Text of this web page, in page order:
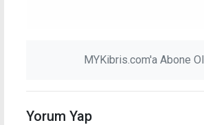
MYKibris.com'a Abone Ol
Yorum Yap